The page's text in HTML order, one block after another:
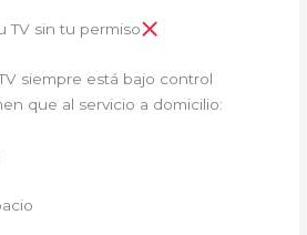
TV sin tu permiso
siempre está bajo control
que al servicio a domicilio: